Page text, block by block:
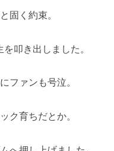
固く約束。
叩き出しました。
ファンも号泣。
ク育ちだとか。